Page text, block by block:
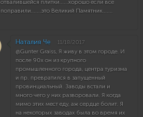
отвалившейся плитки......хорошо если все
поправили.......это Великий Памятник.......
Наталия Че 11/18/2017
@Gunter Graiss, Я живу в этом городе. И
после 90х он из крупного
промышленного города, центра туризма
и пр. превратился в запущенный
провинциальный. Заводы встали и
много чего у них разворовали. Я когда
мимо этих мест еду, аж сердце болит. Я
на некоторых заводах была во время их